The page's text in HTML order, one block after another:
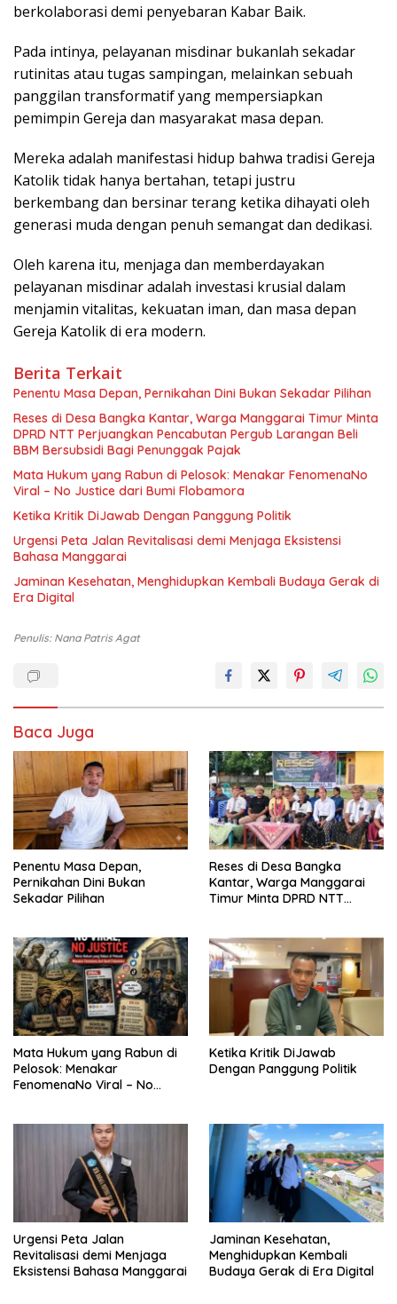
berkolaborasi demi penyebaran Kabar Baik.
Pada intinya, pelayanan misdinar bukanlah sekadar
rutinitas atau tugas sampingan, melainkan sebuah
panggilan transformatif yang mempersiapkan
pemimpin Gereja dan masyarakat masa depan.
Mereka adalah manifestasi hidup bahwa tradisi Gereja
Katolik tidak hanya bertahan, tetapi justru
berkembang dan bersinar terang ketika dihayati oleh
generasi muda dengan penuh semangat dan dedikasi.
Oleh karena itu, menjaga dan memberdayakan
pelayanan misdinar adalah investasi krusial dalam
menjamin vitalitas, kekuatan iman, dan masa depan
Gereja Katolik di era modern.
Berita Terkait
Penentu Masa Depan, Pernikahan Dini Bukan Sekadar Pilihan
Reses di Desa Bangka Kantar, Warga Manggarai Timur Minta
DPRD NTT Perjuangkan Pencabutan Pergub Larangan Beli
BBM Bersubsidi Bagi Penunggak Pajak
Mata Hukum yang Rabun di Pelosok: Menakar FenomenaNo
Viral – No Justice dari Bumi Flobamora
Ketika Kritik DiJawab Dengan Panggung Politik
Urgensi Peta Jalan Revitalisasi demi Menjaga Eksistensi
Bahasa Manggarai
Jaminan Kesehatan, Menghidupkan Kembali Budaya Gerak di
Era Digital
Penulis: Nana Patris Agat
Baca Juga
Penentu Masa Depan,
Pernikahan Dini Bukan
Sekadar Pilihan
Reses di Desa Bangka
Kantar, Warga Manggarai
Timur Minta DPRD NTT
Bersubsidi Bagi Penunggak
Pajak
Mata Hukum yang Rabun di
Pelosok: Menakar
FenomenaNo Viral – No
Ketika Kritik DiJawab
Dengan Panggung Politik
Urgensi Peta Jalan
Revitalisasi demi Menjaga
Eksistensi Bahasa Manggarai
Jaminan Kesehatan,
Menghidupkan Kembali
Budaya Gerak di Era Digital